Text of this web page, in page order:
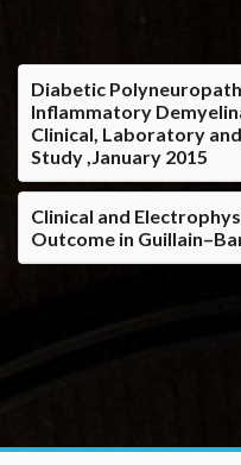
Diabetic
Inflammatory
Clinical, Laboratory
Study ,January 2015
Clinical and
Outcome in